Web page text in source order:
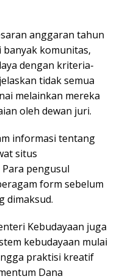
anggaran tahun
komunitas,
dengan kriteria-
tidak semua
melainkan mereka
oleh dewan juri.
informasi tentang
situs
pengusul
form sebelum
dimaksud.
Kebudayaan juga
kebudayaan mulai
praktisi kreatif
Dana